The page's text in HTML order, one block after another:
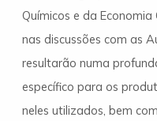
Químicos e da
nas discussões com as
resultarão numa
específico para os
neles utilizados, bem